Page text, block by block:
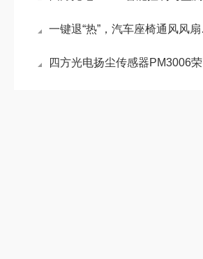
一键退“热”，汽车座椅通风风扇助力清凉出行
四方光电扬尘传感器PM3006荣获应用创新优秀项目奖